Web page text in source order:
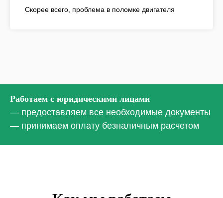
Скорее всего, проблема в поломке двигателя
Работаем с юридическими лицами
— предоставляем все необходимые документы
— принимаем оплату безналичным расчетом